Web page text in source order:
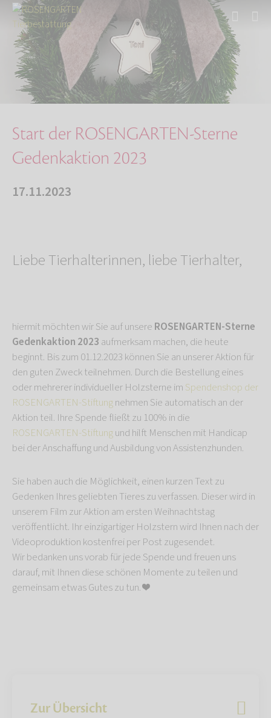
Start Über uns
Aktuelles
Start der ROSENGARTEN-Sterne Gedenkaktion 202…
Start der ROSENGARTEN-Sterne
Gedenkaktion 2023
17.11.2023
Liebe Tierhalterinnen, liebe Tierhalter,
hiermit möchten wir Sie auf unsere ROSENGARTEN-Sterne
Gedenkaktion 2023 aufmerksam machen, die heute
beginnt. Bis zum 01.12.2023 können Sie an unserer Aktion für
den guten Zweck teilnehmen. Durch die Bestellung eines
oder mehrerer individueller Holzsterne im Spendenshop der
ROSENGARTEN-Stiftungnehmen Sie automatisch an der
Aktion teil. Ihre Spende fließt zu 100% in die
ROSENGARTEN-Stiftungund hilft Menschen mit Handicap
bei der Anschaffung und Ausbildung von Assistenzhunden.
Sie haben auch die Möglichkeit, einen kurzen Text zu
Gedenken Ihres geliebten Tieres zu verfassen. Dieser wird in
unserem Film zur Aktion am ersten Weihnachtstag
veröffentlicht. Ihr einzigartiger Holzstern wird Ihnen nach der
Videoproduktion kostenfrei per Post zugesendet.
Wir bedanken uns vorab für jede Spende und freuen uns
darauf, mit Ihnen diese schönen Momente zu teilen und
gemeinsam etwas Gutes zu tun. ❤️
Zur Übersicht